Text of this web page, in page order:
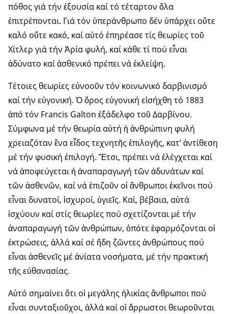
πόθος γιά τήν ἐξουσία καί τό τέταρτον ὅλα
ἐπιτρέπονται. Γιά τόν ὑπεράν­θρωπο δέν ὑπάρ­χει οὔτε
καλό οὔτε κακό, καί αὐτό ἐπηρέασε τίς θεωρίες τοῦ
Χίτλερ γιά τήν Ἀρία φυλή, καί κάθε τί πού εἶναι
ἀδύνατο καί ἀσθενικό πρέπει νά ἐκλείψη.
Τέτοιες θεωρίες εὐνοοῦν τόν κοινωνικό δαρβινισμό
καί τήν εὐγονική. Ὁ ὅρος εὐγονική εἰσήχθη τό 1883
ἀπό τόν Francis Galton ἐξάδελφο τοῦ Δαρβίνου.
Σύμφωνα μέ τήν θεωρία αὐτή ἡ ἀνθρώπινη φυλή
χρειαζόταν ἕνα εἶδος τεχνητῆς ἐπιλογῆς, κατ’ ἀντίθεση
μέ τήν φυσική ἐπιλογή. Ἔτσι, πρέπει νά ἐλέγχεται καί
νά ἀπο­φεύγεται ἡ ἀναπαραγωγή τῶν ἀδυνάτων καί
τῶν ἀσθενῶν, καί νά ἐπιζοῦν οἱ ἄνθρωποι ἐκεῖνοι πού
εἶναι δυνατοί, ἰσχυροί, ὑγιεῖς. Καί, βέβαια, αὐτά
ἰσχύουν καί στίς θεωρίες πού σχετί­ζονται μέ τήν
ἀναπαραγωγή τῶν ἀνθρώπων, ὁπότε ἐφαρμό­ζονται οἱ
ἐκτρώ­σεις, ἀλλά καί σέ ἤδη ζῶντες ἀνθρώπους πού
εἶναι ἀσθενεῖς μέ ἀνίατα νοσήματα, μέ τήν πρακτική
τῆς εὐθανασίας.
Αὐτό σημαίνει ὅτι οἱ μεγάλης ἡλικίας ἄνθρωποι πού
εἶναι συντα­ξιοῦχοι, ἀλλά καί οἱ ἄρρωστοι θεωροῦνται